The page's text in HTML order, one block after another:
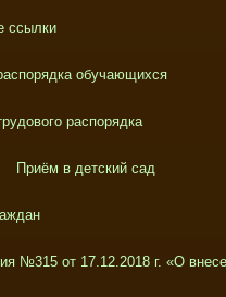
ссылки
обучающихся
распорядка
Приём в детский сад
№315 от 17.12.2018 г. «О